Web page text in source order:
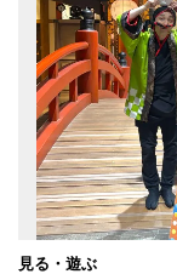
見る・遊ぶ